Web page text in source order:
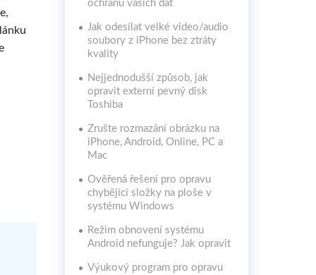
ochranu vašich dat
Jak odesílat velké video/audio
soubory z iPhone bez ztráty
kvality
Nejjednodušší způsob, jak
opravit externí pevný disk
Toshiba
Zrušte rozmazání obrázku na
iPhone, Android, Online, PC a
Mac
Ověřená řešení pro opravu
chybějící složky na ploše v
systému Windows
Režim obnovení systému
Android nefunguje? Jak opravit
Výukový program pro opravu